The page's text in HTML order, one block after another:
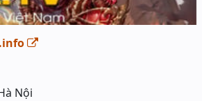
Nội